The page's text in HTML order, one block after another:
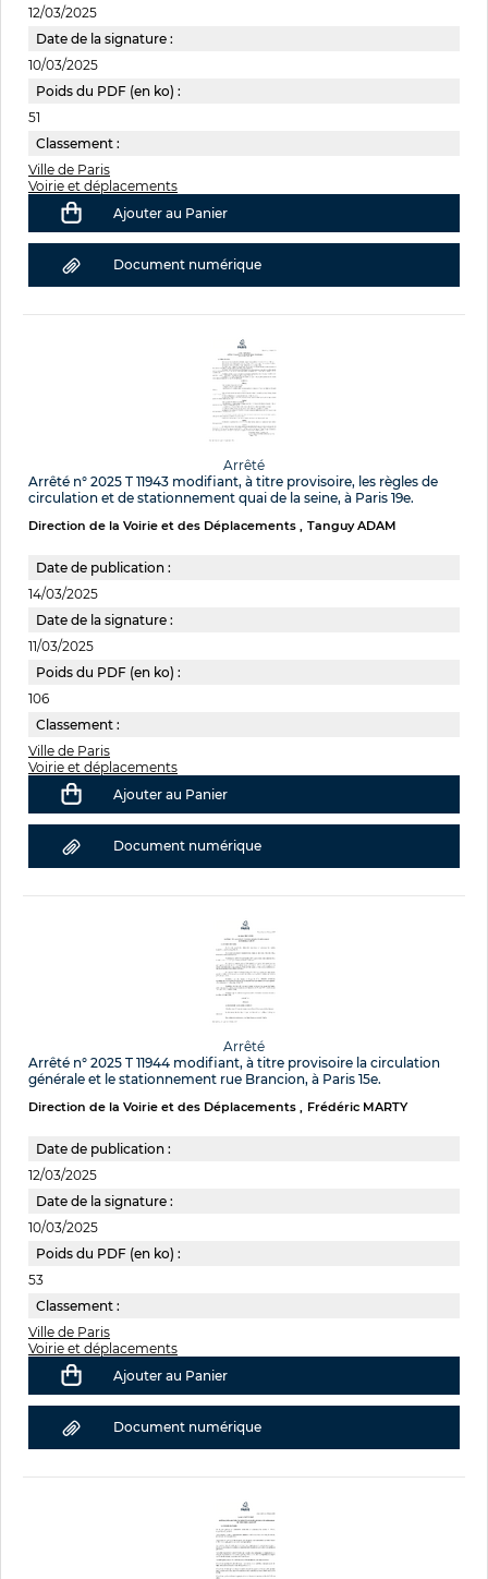
12/03/2025
Date de la signature :
10/03/2025
Poids du PDF (en ko) :
51
Classement :
Ville de Paris
Voirie et déplacements
Ajouter au Panier
Document numérique
Arrêté
Arrêté n° 2025 T 11943 modifiant, à titre provisoire, les règles de
circulation et de stationnement quai de la seine, à Paris 19e.
Direction de la Voirie et des Déplacements Tanguy ADAM
Date de publication :
14/03/2025
Date de la signature :
11/03/2025
Poids du PDF (en ko) :
106
Classement :
Ville de Paris
Voirie et déplacements
Ajouter au Panier
Document numérique
Arrêté
Arrêté n° 2025 T 11944 modifiant, à titre provisoire la circulation
générale et le stationnement rue Brancion, à Paris 15e.
Direction de la Voirie et des Déplacements Frédéric MARTY
Date de publication :
12/03/2025
Date de la signature :
10/03/2025
Poids du PDF (en ko) :
53
Classement :
Ville de Paris
Voirie et déplacements
Ajouter au Panier
Document numérique